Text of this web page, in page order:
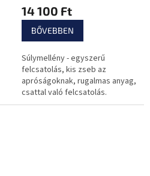
14 100 Ft
BŐVEBBEN
Súlymellény - egyszerű
felcsatolás, kis zseb az
apróságoknak, rugalmas anyag,
csattal való felcsatolás.